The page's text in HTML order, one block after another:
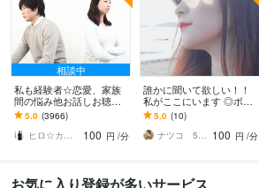
相談中
私も経験者☆恋愛、家族
間の悩み他お話しお聴き
します 心理カウンセラー
が恋愛・復縁・夫婦問題
等☆解決策を共有します
5.0 (3966)
ヒロ☆カウンセリング＆コンサルティング
100 円 /分
誰かに聞いて欲しい！！
私がここにいます ◎ボイ
スサンプルあり◎ゆっく
り丁寧にお話お聴きしま
す。
5.0 (10)
ナツコ 50代女性 ８月限定お値下げ中！ 100 円 /分